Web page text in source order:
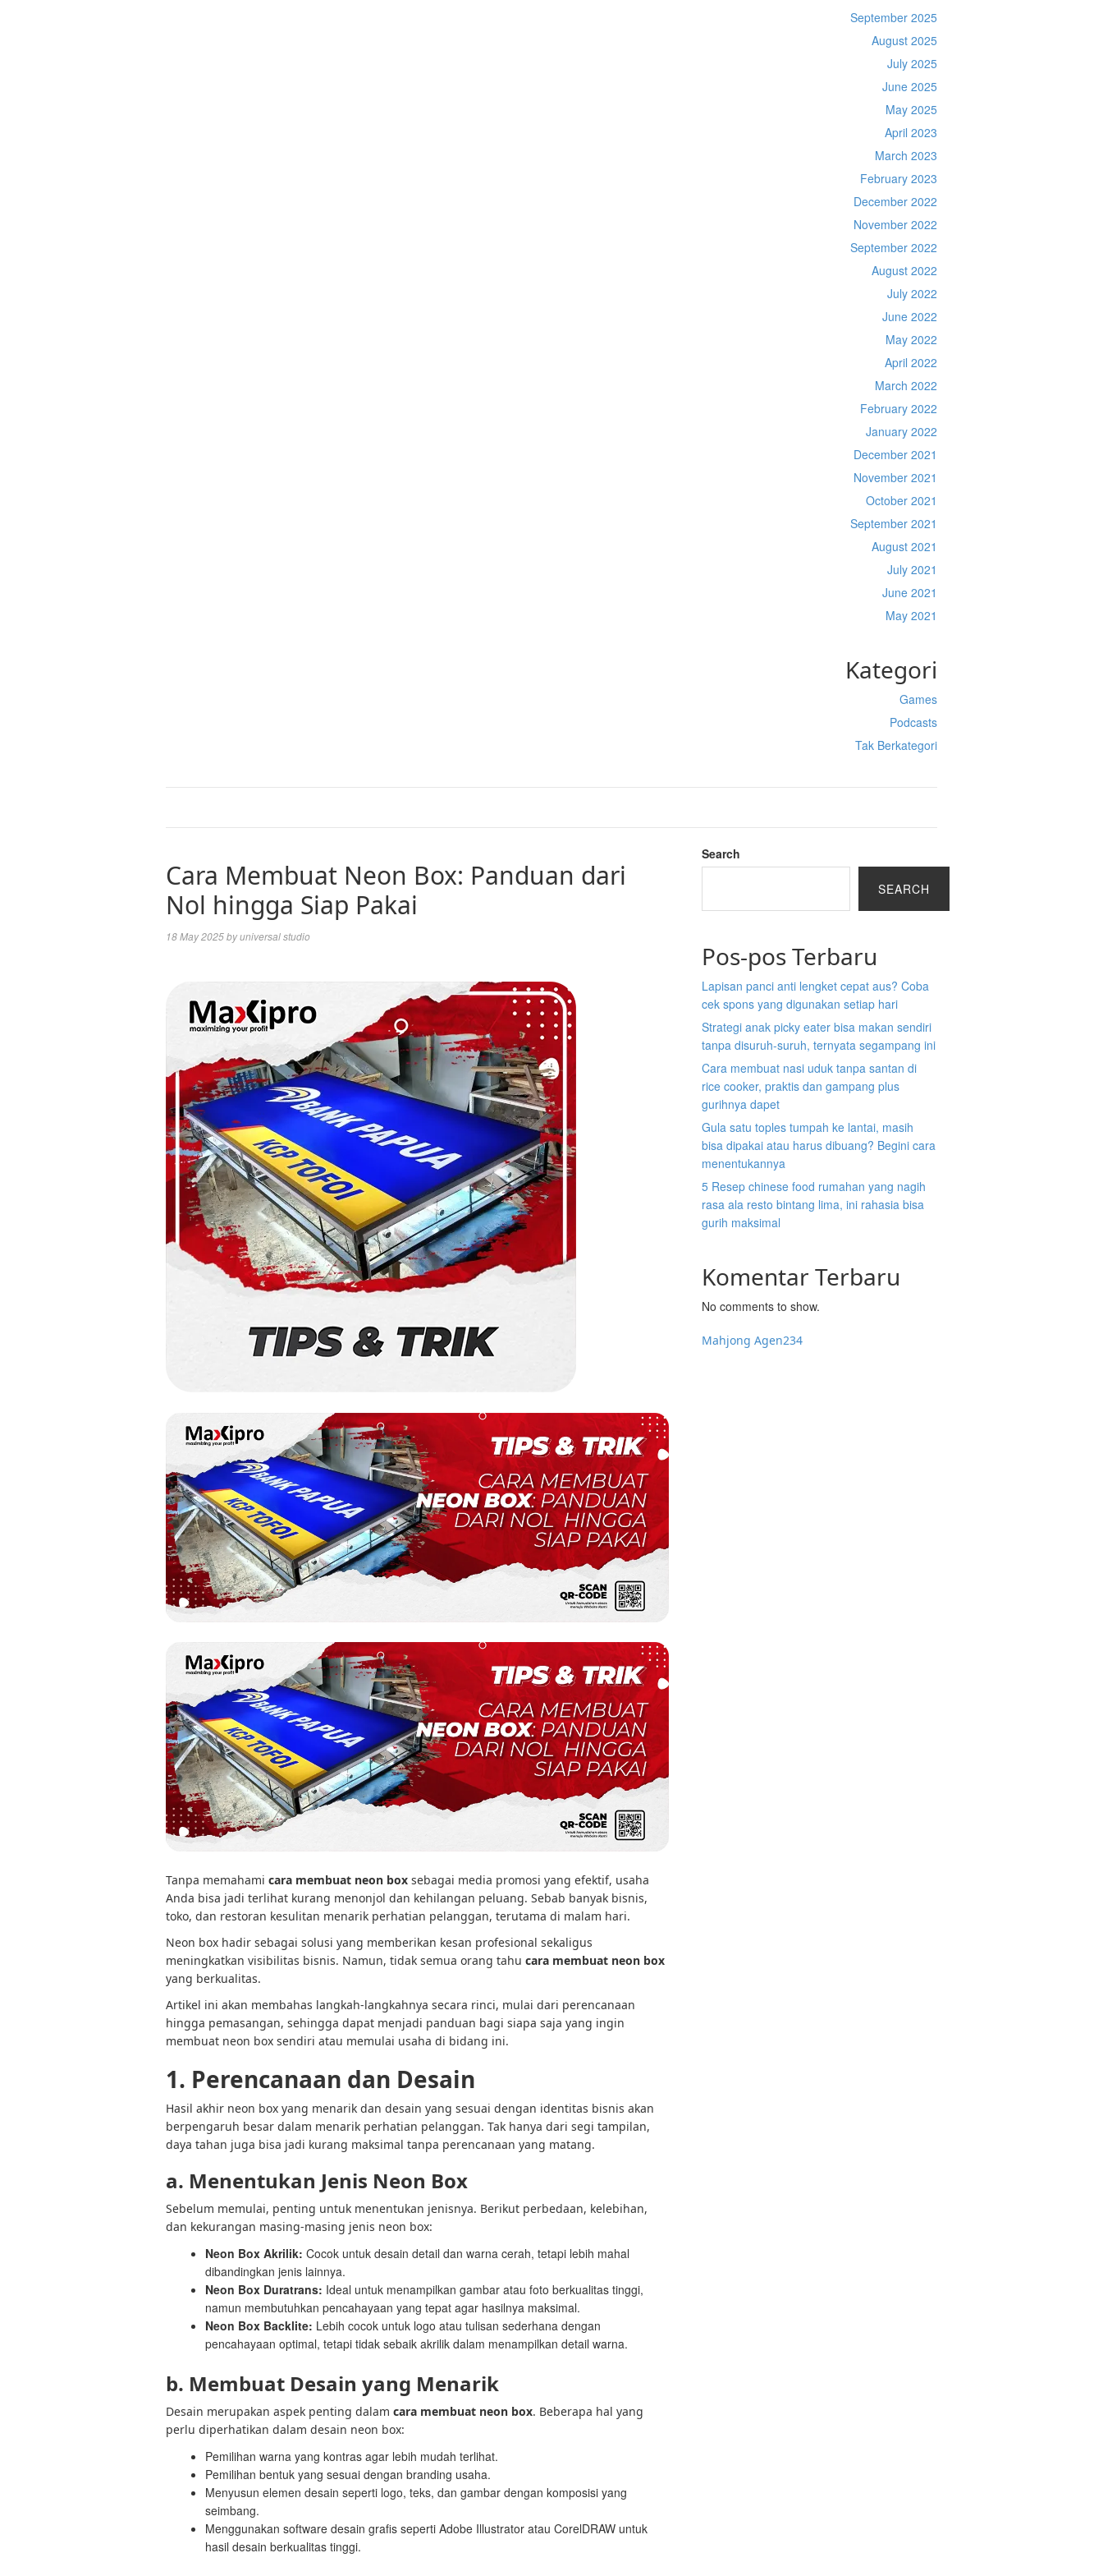
September 2025
August 2025
July 2025
June 2025
May 2025
April 2023
March 2023
February 2023
December 2022
November 2022
September 2022
August 2022
July 2022
June 2022
May 2022
April 2022
March 2022
February 2022
January 2022
December 2021
November 2021
October 2021
September 2021
August 2021
July 2021
June 2021
May 2021
Kategori
Games
Podcasts
Tak Berkategori
Cara Membuat Neon Box: Panduan dari
Nol hingga Siap Pakai
18 May 2025byuniversal studio
Tanpa memahami cara membuat neon box sebagai media promosi yang efektif, usaha
Anda bisa jadi terlihat kurang menonjol dan kehilangan peluang. Sebab banyak bisnis,
toko, dan restoran kesulitan menarik perhatian pelanggan, terutama di malam hari.
Neon box hadir sebagai solusi yang memberikan kesan profesional sekaligus
meningkatkan visibilitas bisnis. Namun, tidak semua orang tahu cara membuat neon box
yang berkualitas.
Artikel ini akan membahas langkah-langkahnya secara rinci, mulai dari perencanaan
hingga pemasangan, sehingga dapat menjadi panduan bagi siapa saja yang ingin
membuat neon box sendiri atau memulai usaha di bidang ini.
1. Perencanaan dan Desain
Hasil akhir neon box yang menarik dan desain yang sesuai dengan identitas bisnis akan
berpengaruh besar dalam menarik perhatian pelanggan. Tak hanya dari segi tampilan,
daya tahan juga bisa jadi kurang maksimal tanpa perencanaan yang matang.
a. Menentukan Jenis Neon Box
Sebelum memulai, penting untuk menentukan jenisnya. Berikut perbedaan, kelebihan,
dan kekurangan masing-masing jenis neon box:
Neon Box Akrilik: Cocok untuk desain detail dan warna cerah, tetapi lebih mahal
dibandingkan jenis lainnya.
Neon Box Duratrans: Ideal untuk menampilkan gambar atau foto berkualitas tinggi,
namun membutuhkan pencahayaan yang tepat agar hasilnya maksimal.
Neon Box Backlite: Lebih cocok untuk logo atau tulisan sederhana dengan
pencahayaan optimal, tetapi tidak sebaik akrilik dalam menampilkan detail warna.
b. Membuat Desain yang Menarik
Desain merupakan aspek penting dalam cara membuat neon box. Beberapa hal yang
perlu diperhatikan dalam desain neon box:
Pemilihan warna yang kontras agar lebih mudah terlihat.
Pemilihan bentuk yang sesuai dengan branding usaha.
Menyusun elemen desain seperti logo, teks, dan gambar dengan komposisi yang
seimbang.
Menggunakan software desain grafis seperti Adobe Illustrator atau CorelDRAW untuk
hasil desain berkualitas tinggi.
Search
SEARCH
Pos-pos Terbaru
Lapisan panci anti lengket cepat aus? Coba
cek spons yang digunakan setiap hari
Strategi anak picky eater bisa makan sendiri
tanpa disuruh-suruh, ternyata segampang ini
Cara membuat nasi uduk tanpa santan di
rice cooker, praktis dan gampang plus
gurihnya dapet
Gula satu toples tumpah ke lantai, masih
bisa dipakai atau harus dibuang? Begini cara
menentukannya
5 Resep chinese food rumahan yang nagih
rasa ala resto bintang lima, ini rahasia bisa
gurih maksimal
Komentar Terbaru
No comments to show.
Mahjong Agen234